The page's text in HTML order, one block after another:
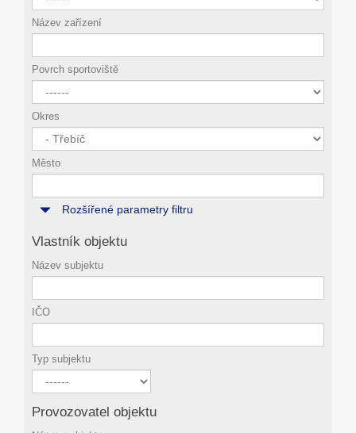
Název zařízení
Povrch sportoviště
Okres
Město
Rozšířené parametry filtru
Vlastník objektu
Název subjektu
IČO
Typ subjektu
Provozovatel objektu